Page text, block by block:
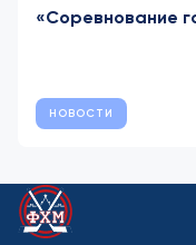
«Соревнование
НОВОСТИ